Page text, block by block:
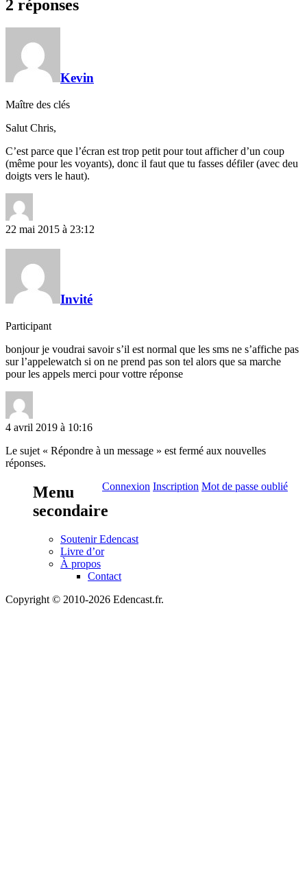
2 réponses
Kevin
Maître des clés
Salut Chris,
C’est parce que l’écran est trop petit pour tout afficher d’un coup
(même pour les voyants), donc il faut que tu fasses défiler (avec deu
doigts vers le haut).
22 mai 2015 à 23:12
Invité
Participant
bonjour je voudrai savoir s’il est normal que les sms ne s’affiche pas
sur l’appelewatch si on ne prend pas son tel alors que sa marche
pour les appels merci pour vottre réponse
4 avril 2019 à 10:16
Le sujet « Répondre à un message » est fermé aux nouvelles
réponses.
Connexion Inscription Mot de passe oublié
Menu
secondaire
Soutenir Edencast
Livre d’or
À propos
Contact
Copyright © 2010-2026 Edencast.fr.